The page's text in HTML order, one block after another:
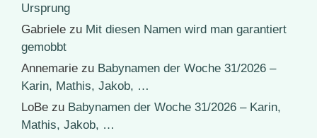
Ursprung
Gabriele zu Mit diesen Namen wird man garantiert
gemobbt
Annemarie zu Babynamen der Woche 31/2026 –
Karin, Mathis, Jakob, …
LoBe zu Babynamen der Woche 31/2026 – Karin,
Mathis, Jakob, …